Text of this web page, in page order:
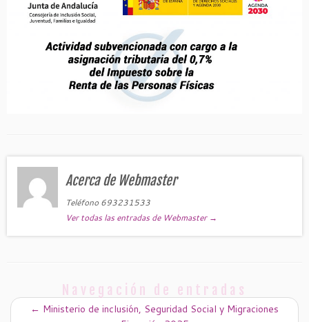
Acerca de Webmaster
Teléfono 693231533
Ver todas las entradas de Webmaster →
Navegación de entradas
← Ministerio de inclusión, Seguridad Social y Migraciones